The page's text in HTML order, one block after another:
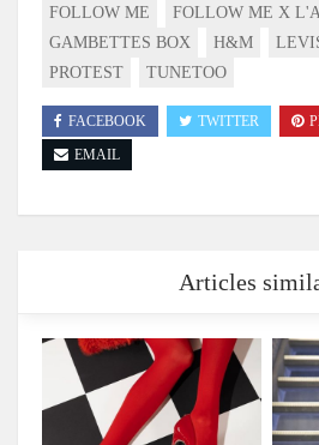
FOLLOW ME
FOLLOW ME X
GAMBETTES BOX
H&M
PROTEST
TUNETOO
FACEBOOK TWITTER
EMAIL
Articles